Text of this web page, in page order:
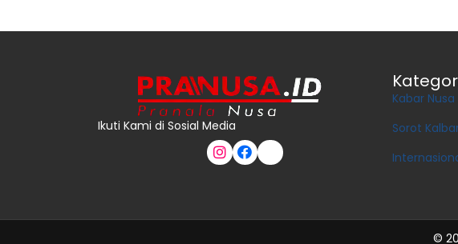
Ikuti Kami di Sosial Media
Kabar Nusa
Sorot
©